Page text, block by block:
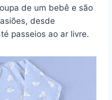
de um bebê e são
desde
passeios ao ar livre.